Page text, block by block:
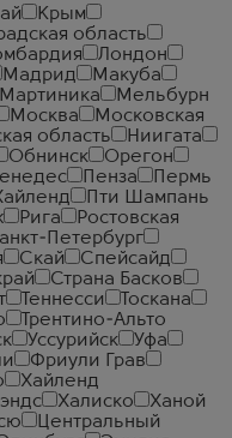
Крым
область
Лондон
Мадрид
Макуба
Мартиника
Мельбурн
Москва
Московская
область
Ниигата
Обнинск
Орегон
Пенза
Пермь
Пти Шампань
Рига
Ростовская
Петербург
Скай
Спейсайд
Страна Басков
Теннесси
Тоскана
Трентино-Альто
Уссурийск
Уфа
Фриули Грав
Хайленд
Халиско
Ханой
Центральный